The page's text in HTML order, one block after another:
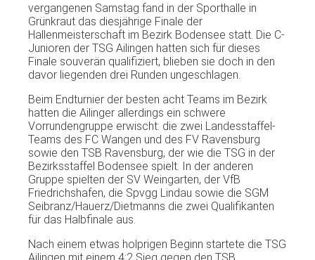
vergangenen Samstag fand in der Sporthalle in
Grünkraut das diesjährige Finale der
Hallenmeisterschaft im Bezirk Bodensee statt. Die C-
Junioren der TSG Ailingen hatten sich für dieses
Finale souverän qualifiziert, blieben sie doch in den
davor liegenden drei Runden ungeschlagen.
Beim Endturnier der besten acht Teams im Bezirk
hatten die Ailinger allerdings ein schwere
Vorrundengruppe erwischt: die zwei Landesstaffel-
Teams des FC Wangen und des FV Ravensburg
sowie den TSB Ravensburg, der wie die TSG in der
Bezirksstaffel Bodensee spielt. In der anderen
Gruppe spielten der SV Weingarten, der VfB
Friedrichshafen, die Spvgg Lindau sowie die SGM
Seibranz/Hauerz/Dietmanns die zwei Qualifikanten
für das Halbfinale aus.
Nach einem etwas holprigen Beginn startete die TSG